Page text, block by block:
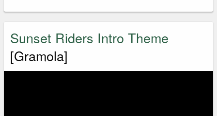
Sunset Riders Intro Theme
[Gramola]